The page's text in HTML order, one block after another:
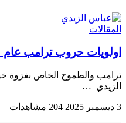
المقالات
اولويات حروب ترامب عام 2026….؟؟
الزيدي …
3 ديسمبر 2025 204 مشاهدات